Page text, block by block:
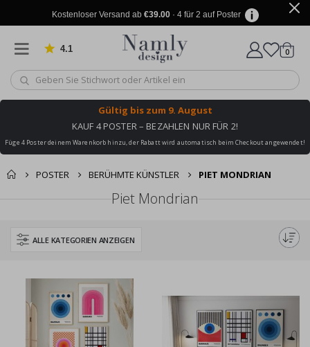
Kostenloser Versand ab €39.00· 4 für 2 auf Poster
4.1 von 1031 Bewertungen
Wagen
0
Gültig bis zum 9. August
KAUF 4 POSTER – BEZAHLEN NUR FÜR 2!
Füge 4 Poster deinem Warenkorb hinzu, der Rabatt wird automatisch beim Checkout angewendet!
POSTER BERÜHMTE KÜNSTLER PIET MONDRIAN
Piet Mondrian
ALLE KATEGORIEN ANZEIGEN